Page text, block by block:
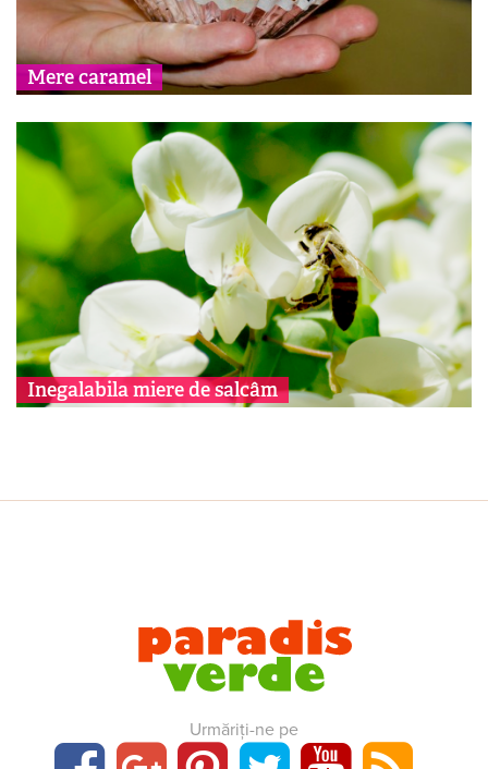
Mere caramel
Inegalabila miere de salcâm
Urmăriți-ne pe